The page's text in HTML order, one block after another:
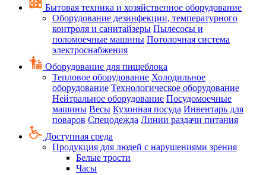
Бытовая техника и хозяйственное оборудование
Оборудование дезинфекции, температурного
контроля и санитайзеры Пылесосы и
поломоечные машины Потолочная система
электроснабжения
Оборудование для пищеблока
Тепловое оборудование Холодильное
оборудование Технологическое оборудование
Нейтральное оборудование Посудомоечные
машины Весы Кухонная посуда Инвентарь для
поваров Спецодежда Линии раздачи питания
Доступная среда
Продукция для людей с нарушениями зрения
Белые трости
Часы